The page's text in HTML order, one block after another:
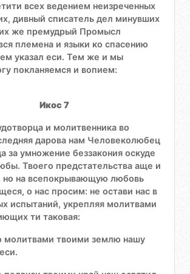
всех ведением неизреченных
дивный списатель дел минувших
же премудрый Промысл
племена и языки ко спасению
указал еси. Тем же и мы
покланяемся и вопием:
Икос 7
и молитвенника во
дарова нам Человеколюбец
за умножение беззакония оскуде
Твоего предстательства аще и
но на всепокрывающую любовь
о нас просим: не остави нас в
испытаний, укрепляя молитвами
ти таковая:
молитвами твоими землю нашу